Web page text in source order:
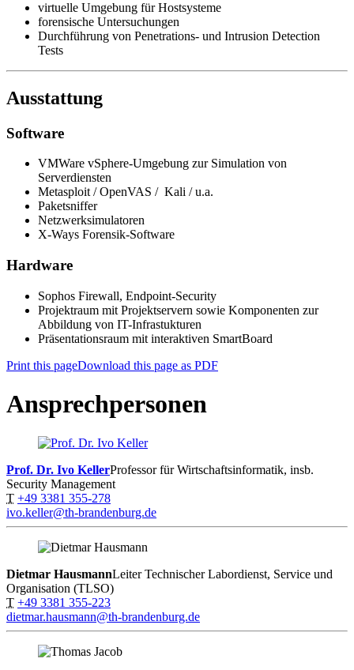
virtuelle Umgebung für Hostsysteme
forensische Untersuchungen
Durchführung von Penetrations- und Intrusion Detection
Tests
Ausstattung
Software
VMWare vSphere-Umgebung zur Simulation von
Serverdiensten
Metasploit / OpenVAS / Kali / u.a.
Paketsniffer
Netzwerksimulatoren
X-Ways Forensik-Software
Hardware
Sophos Firewall, Endpoint-Security
Projektraum mit Projektservern sowie Komponenten zur
Abbildung von IT-Infrastukturen
Präsentationsraum mit interaktiven SmartBoard
Print this pageDownload this page as PDF
Ansprechpersonen
Prof. Dr. Ivo KellerProfessor für Wirtschaftsinformatik, insb.
Security Management
T +49 3381 355-278
ivo.keller@th-brandenburg.de
Dietmar HausmannLeiter Technischer Labordienst, Service und
Organisation (TLSO)
T +49 3381 355-223
dietmar.hausmann@th-brandenburg.de